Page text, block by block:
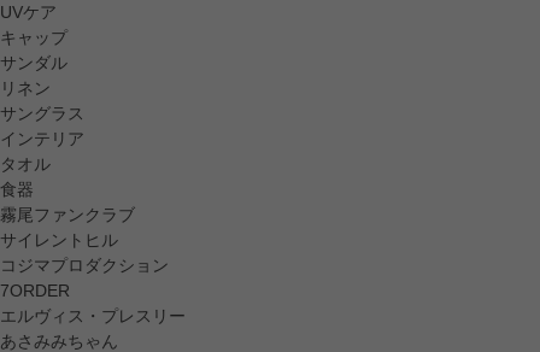
UVケア
キャップ
サンダル
リネン
サングラス
インテリア
タオル
食器
霧尾ファンクラブ
サイレントヒル
コジマプロダクション
7ORDER
エルヴィス・プレスリー
あさみみちゃん